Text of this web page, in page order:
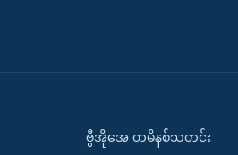
ဗွီအိုအေ တမိနစ်သတင်း